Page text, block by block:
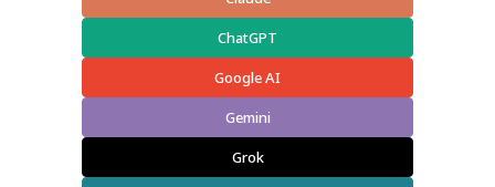
ChatGPT
Google AI
Gemini
Grok